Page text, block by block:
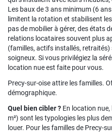
Les baux de 3 ans minimum (6
limitent la rotation et stabilisent
pas de mobilier à gérer, des états
relations locataires souvent plus
(familles, actifs installés,
soigneux. Si vous privilégiez la
location nue est faite pour vous.
Precy-sur-oise attire les familles.
démographique.
Quel bien cibler ? En location nue,
m²) sont les typologies les plus
louer. Pour les familles de Precy-